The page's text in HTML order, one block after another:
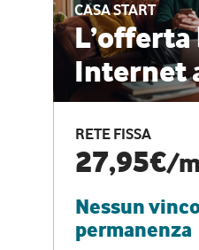
CASA START
L’offerta
Internet
RETE FISSA
27,95€/
Nessun
permanenza
CASA
RETE